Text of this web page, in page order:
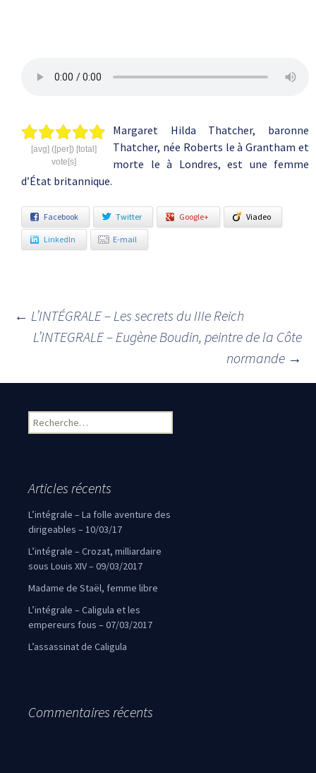
[avg] ([per]) [total]
vote[s]
Margaret Hilda Thatcher, baronne
Thatcher, née Roberts le à Grantham et
morte le à Londres, est une femme
d’État britannique.
Facebook Twitter Google+ Viadeo
LinkedIn E-mail
Navigation des articles
← L’INTÉGRALE – Les secrets du IIIe Reich
L’INTEGRALE – Eugène Boudin, peintre de la Côte
normande →
Rechercher :
Articles récents
L’intégrale – La folle aventure des
dirigeables – 10/03/17
L’intégrale – Crozat, milliardaire
sous Louis XIV – 09/03/2017
Madame de Staël, femme libre
L’intégrale – Caligula et les
empereurs fous – 07/03/2017
L’assassinat de Caligula
Commentaires récents